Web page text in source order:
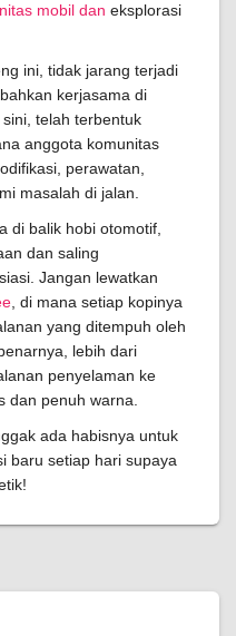
mobil dan eksplorasi
ini, tidak jarang terjadi
kerjasama di
telah terbentuk
anggota komunitas
perawatan,
masalah di jalan.
di balik hobi otomotif,
dan saling
Jangan lewatkan
, di mana setiap kopinya
yang ditempuh oleh
lebih dari
penyelaman ke
dan penuh warna.
ada habisnya untuk
baru setiap hari supaya